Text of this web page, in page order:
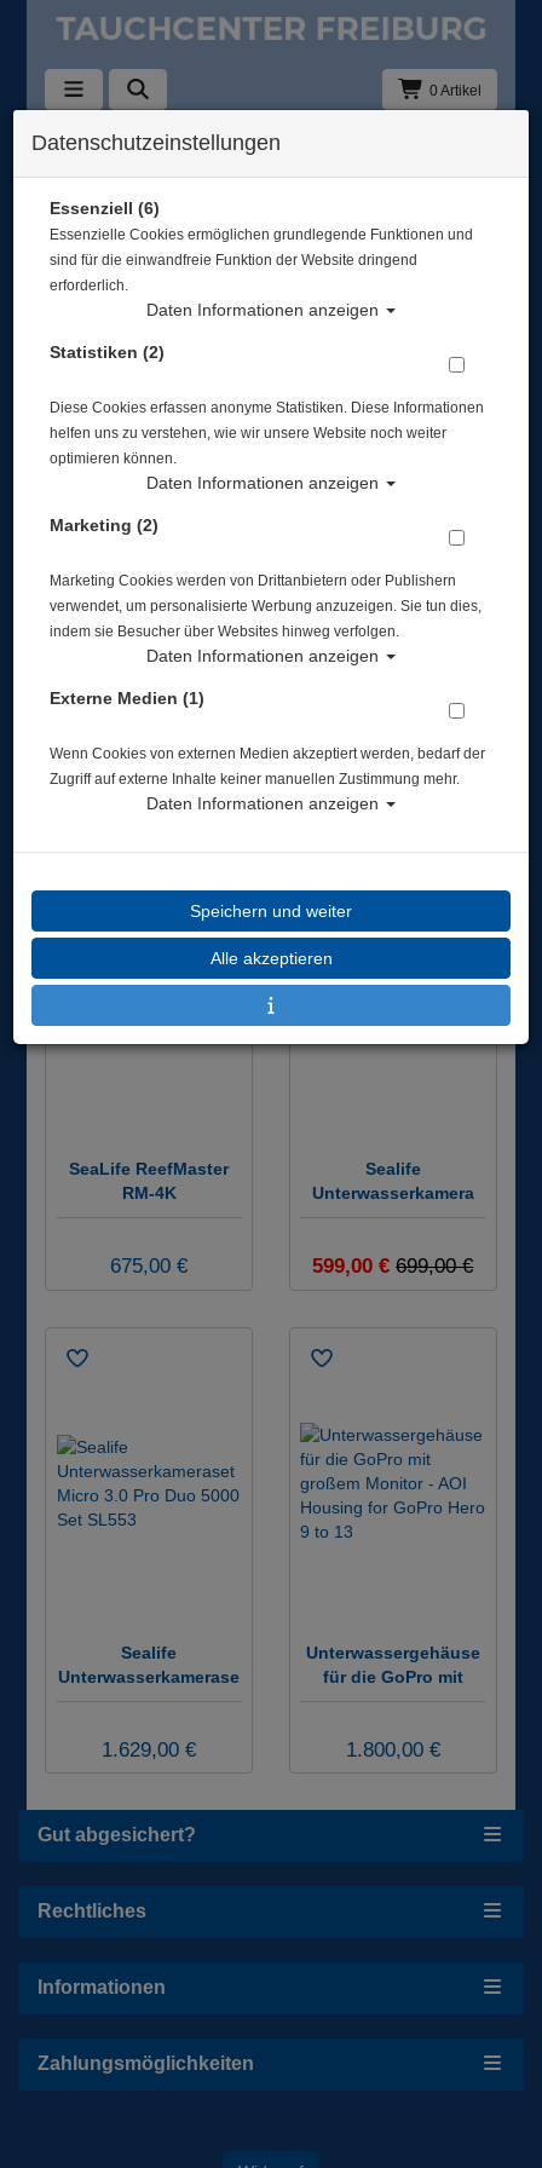
0 Artikel
UW-Foto & Video - Komplettsets
Hersteller
Auswahl löschen
Sortierung :
Smartphone Handy
SL408
219,00 €
Max Plus - Filters Kit
449,00 €
SeaLife ReefMaster
RM-4K
Unterwasserkamera
675,00 €
Sealife
Unterwasserkamera
Micro 3.0 - SL550
599,00 €699,00 €
Sealife
Unterwasserkamerase
t Micro 3.0 Pro Duo
1.629,00 €
Unterwassergehäuse
für die GoPro mit
großem Monitor - AOI
Hero 9 to 13
1.800,00 €
Gut abgesichert?
Rechtliches
Informationen
Zahlungsmöglichkeiten
Datenschutzeinstellungen
Essenziell (6)
Essenzielle Cookies ermöglichen grundlegende Funktionen und
sind für die einwandfreie Funktion der Website dringend
erforderlich.
Daten Informationen anzeigen
Statistiken (2)
Diese Cookies erfassen anonyme Statistiken. Diese Informationen
helfen uns zu verstehen, wie wir unsere Website noch weiter
optimieren können.
Daten Informationen anzeigen
Marketing (2)
Marketing Cookies werden von Drittanbietern oder Publishern
verwendet, um personalisierte Werbung anzuzeigen. Sie tun dies,
indem sie Besucher über Websites hinweg verfolgen.
Daten Informationen anzeigen
Externe Medien (1)
Wenn Cookies von externen Medien akzeptiert werden, bedarf der
Zugriff auf externe Inhalte keiner manuellen Zustimmung mehr.
Daten Informationen anzeigen
Speichern und weiter
Alle akzeptieren